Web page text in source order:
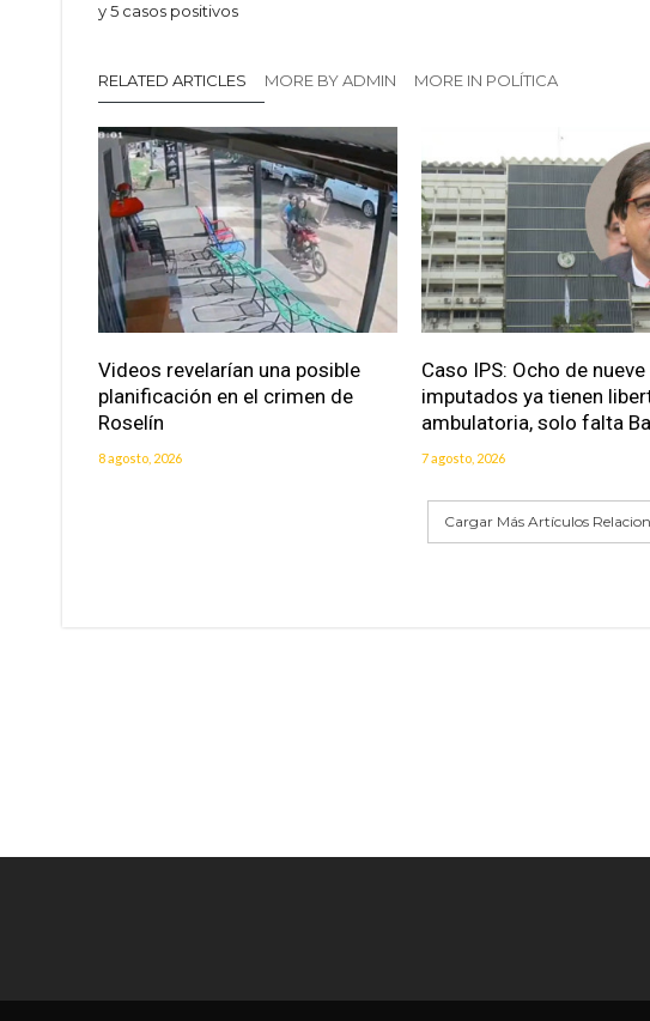
y 5 casos positivos
RELATED ARTICLES MORE BY ADMIN MORE IN POLÍTICA
Videos revelarían una posible
planificación en el crimen de
Roselín
8 agosto, 2026
Caso IPS: Ocho de nueve
imputados ya tienen
ambulatoria, solo falta
7 agosto, 2026
Cargar Más Artículos